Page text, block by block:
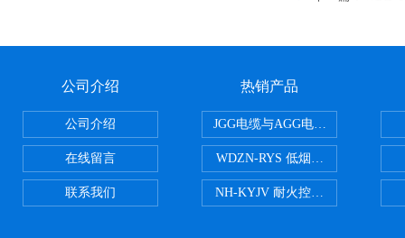
公司介绍
公司介绍
在线留言
联系我们
热销产品
JGG电缆与AGG电缆有什么区别
WDZN-RYS 低烟无卤耐火双绞线
NH-KYJV 耐火控制电缆